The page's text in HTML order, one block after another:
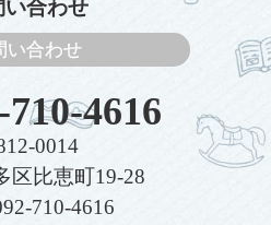
い合わせ
い合わせ
710-4616
0014
区比恵町19-28
710-4616